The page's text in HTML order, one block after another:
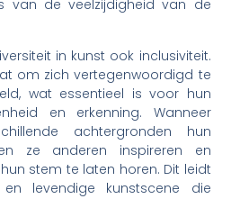
van de veelzijdigheid van de
in kunst ook inclusiviteit.
om zich vertegenwoordigd te
wat essentieel is voor hun
en erkenning. Wanneer
achtergronden hun
ze anderen inspireren en
stem te laten horen. Dit leidt
levendige kunstscene die